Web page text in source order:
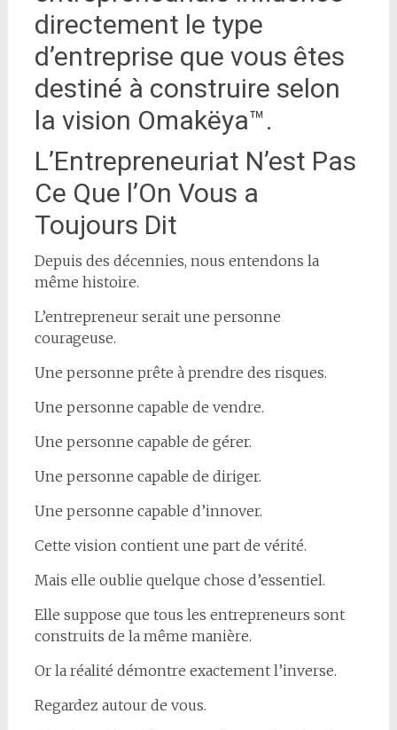
directement le type
d’entreprise que vous êtes
destiné à construire selon
la vision Omakëya™.
L’Entrepreneuriat N’est Pas
Ce Que l’On Vous a
Toujours Dit
Depuis des décennies, nous entendons la
même histoire.
L’entrepreneur serait une personne
courageuse.
Une personne prête à prendre des risques.
Une personne capable de vendre.
Une personne capable de gérer.
Une personne capable de diriger.
Une personne capable d’innover.
Cette vision contient une part de vérité.
Mais elle oublie quelque chose d’essentiel.
Elle suppose que tous les entrepreneurs sont
construits de la même manière.
Or la réalité démontre exactement l’inverse.
Regardez autour de vous.